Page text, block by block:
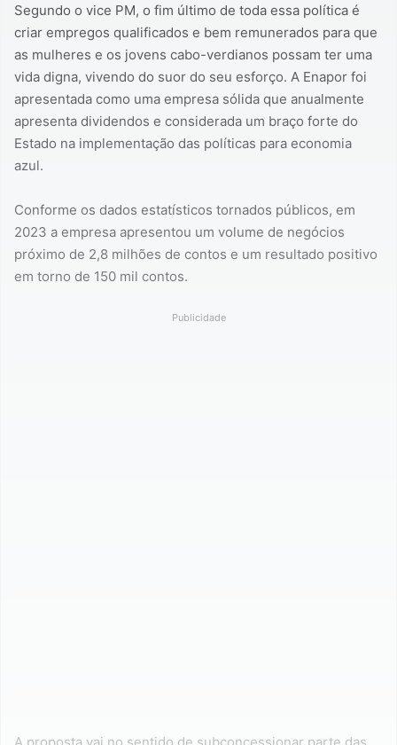
Segundo o vice PM, o fim último de toda essa política é
criar empregos qualificados e bem remunerados para que
as mulheres e os jovens cabo-verdianos possam ter uma
vida digna, vivendo do suor do seu esforço. A Enapor foi
apresentada como uma empresa sólida que anualmente
apresenta dividendos e considerada um braço forte do
Estado na implementação das políticas para economia
azul.
Conforme os dados estatísticos tornados públicos, em
2023 a empresa apresentou um volume de negócios
próximo de 2,8 milhões de contos e um resultado positivo
em torno de 150 mil contos.
Publicidade